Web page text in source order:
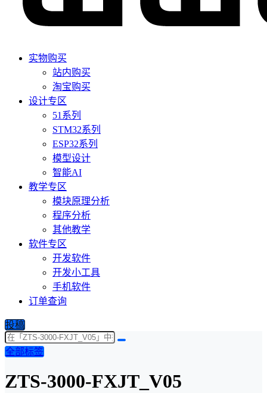
实物购买
站内购买
淘宝购买
设计专区
51系列
STM32系列
ESP32系列
模型设计
智能AI
教学专区
模块原理分析
程序分析
其他教学
软件专区
开发软件
开发小工具
手机软件
订单查询
投稿
全部标签
ZTS-3000-FXJT_V05